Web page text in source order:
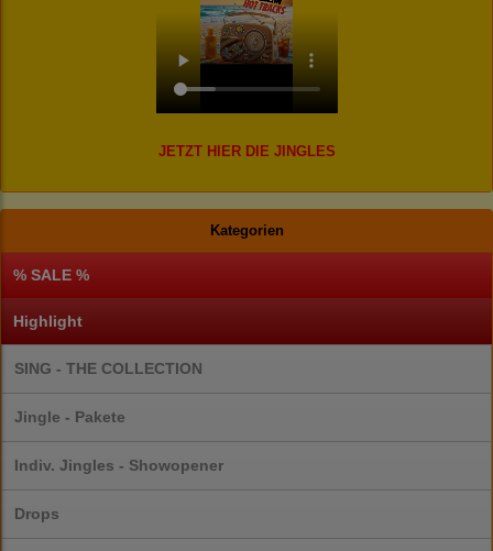
JETZT HIER DIE JINGLES
Kategorien
% SALE %
Highlight
SING - THE COLLECTION
Jingle - Pakete
Indiv. Jingles - Showopener
Drops